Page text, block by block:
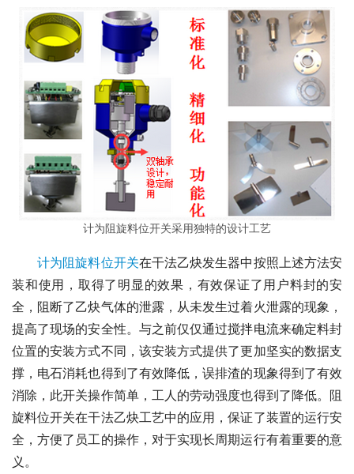
计为阻旋料位开关采用独特的设计工艺
计为阻旋料位开关在干法乙炔发生器中按照上述方法安
装和使用，取得了明显的效果，有效保证了用户料封的安
全，阻断了乙炔气体的泄露，从未发生过着火泄露的现象，
提高了现场的安全性。与之前仅仅通过搅拌电流来确定料封
位置的安装方式不同，该安装方式提供了更加坚实的数据支
撑，电石消耗也得到了有效降低，误排渣的现象得到了有效
消除，此开关操作简单，工人的劳动强度也得到了降低。阻
旋料位开关在干法乙炔工艺中的应用，保证了装置的运行安
全，方便了员工的操作，对于实现长周期运行有着重要的意
义。